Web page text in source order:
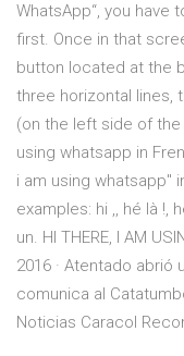
WhatsApp“, you have
first. Once in that
button located at the
three horizontal lines,
(on the left side of
using whatsapp in
i am using whatsapp"
examples: hi ,, hé là !,
un. HI THERE, I AM
2016 · Atentado abrió
comunica al
Noticias Caracol